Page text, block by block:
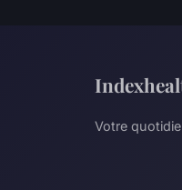
Votre